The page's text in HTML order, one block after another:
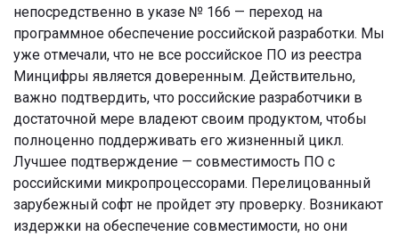
непосредственно в указе № 166 — переход на
программное обеспечение российской разработки. Мы
уже отмечали, что не все российское ПО из реестра
Минцифры является доверенным. Действительно,
важно подтвердить, что российские разработчики в
достаточной мере владеют своим продуктом, чтобы
полноценно поддерживать его жизненный цикл.
Лучшее подтверждение — совместимость ПО с
российскими микропроцессорами. Перелицованный
зарубежный софт не пройдет эту проверку. Возникают
издержки на обеспечение совместимости, но они